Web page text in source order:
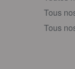
Tous
Tous